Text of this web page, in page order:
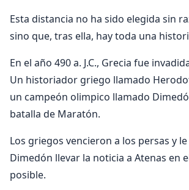
Esta distancia no ha sido elegida sin
sino que, tras ella, hay toda una
En el año 490 a. J.C., Grecia fue
Un historiador griego llamado
un campeón olimpico llamado
batalla de Maratón.
Los griegos vencieron a los persas y
Dimedón llevar la noticia a Atenas en
posible.